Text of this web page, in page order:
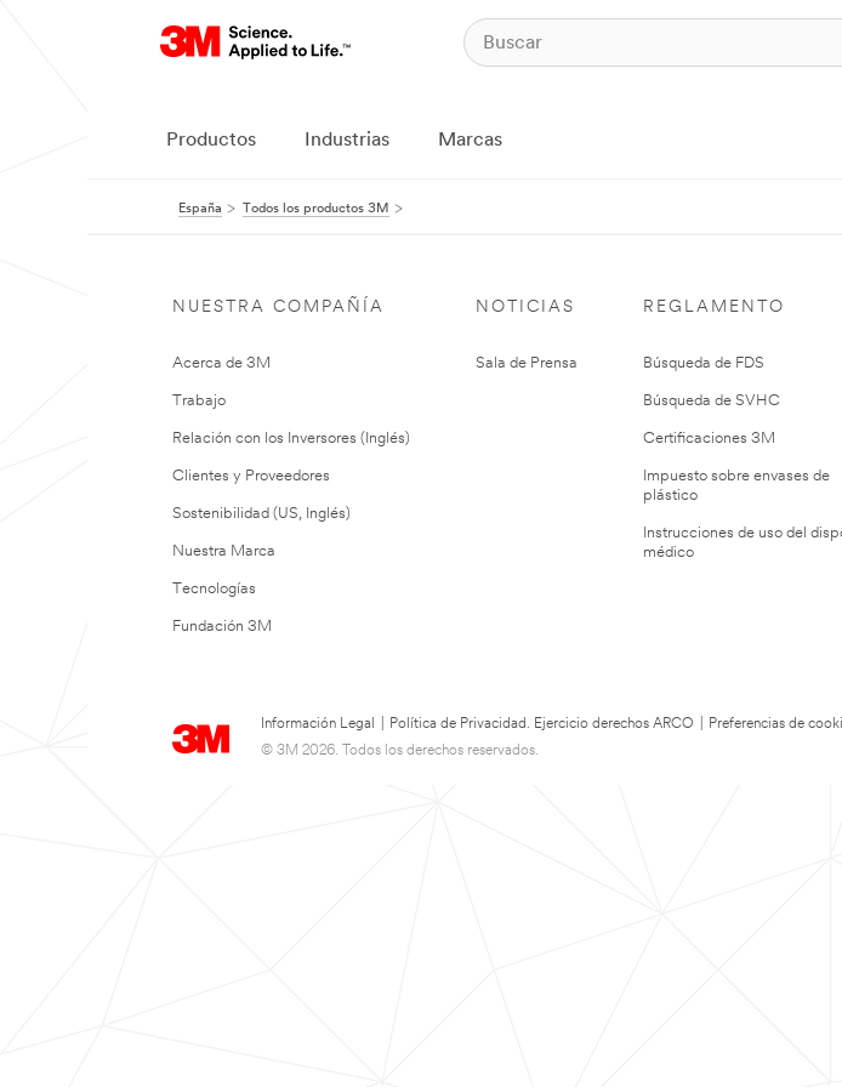
Productos Industrias Marcas
España Todos los productos 3M
NUESTRA COMPAÑÍA
Acerca de 3M
Trabajo
Relación con los Inversores (Inglés)
Clientes y Proveedores
Sostenibilidad (US, Inglés)
Nuestra Marca
Tecnologías
Fundación 3M
NOTICIAS
Sala de Prensa
REGLAMENTO
Búsqueda de FDS
Búsqueda de SVHC
Certificaciones 3M
Impuesto sobre envases de
plástico
Instrucciones de uso del
médico
Información Legal Política de Privacidad. Ejercicio derechos ARCO
Preferencias de
© 3M 2026. Todos los derechos reservados.